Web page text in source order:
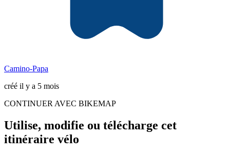
Camino-Papa
créé il y a 5 mois
CONTINUER AVEC BIKEMAP
Utilise, modifie ou télécharge cet
itinéraire vélo